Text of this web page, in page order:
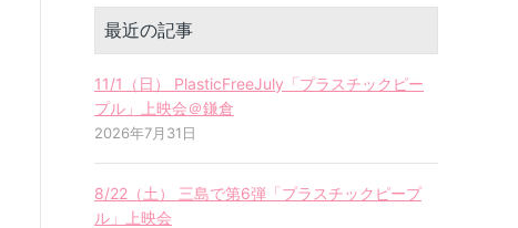
最近の記事
11/1（日） PlasticFreeJuly「プラスチックピー
プル」上映会＠鎌倉
2026年7月31日
8/22（土） 三島で第6弾「プラスチックピープ
ル」上映会